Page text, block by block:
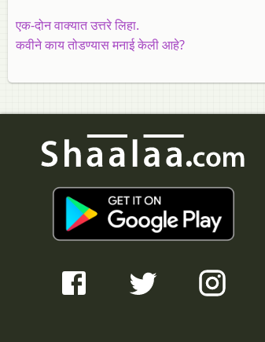
एक-दोन वाक्यात उत्तरे लिहा.
कवीने काय तोडण्यास मनाई केली आहे?